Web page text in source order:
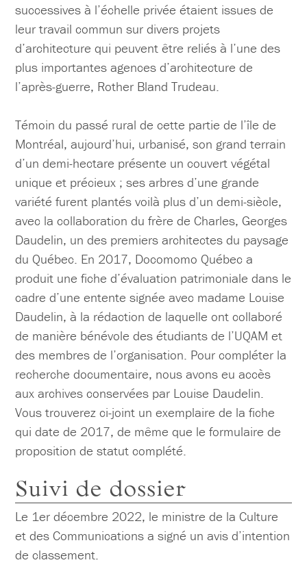
successives à l’échelle privée étaient issues de
leur travail commun sur divers projets
d’architecture qui peuvent être reliés à l’une des
plus importantes agences d’architecture de
l’après-guerre, Rother Bland Trudeau.
Témoin du passé rural de cette partie de l’île de
Montréal, aujourd’hui, urbanisé, son grand terrain
d’un demi-hectare présente un couvert végétal
unique et précieux ; ses arbres d’une grande
variété furent plantés voilà plus d’un demi-siècle,
avec la collaboration du frère de Charles, Georges
Daudelin, un des premiers architectes du paysage
du Québec. En 2017, Docomomo Québec a
produit une fiche d’évaluation patrimoniale dans le
cadre d’une entente signée avec madame Louise
Daudelin, à la rédaction de laquelle ont collaboré
de manière bénévole des étudiants de l’UQAM et
des membres de l’organisation. Pour compléter la
recherche documentaire, nous avons eu accès
aux archives conservées par Louise Daudelin.
Vous trouverez ci-joint un exemplaire de la fiche
qui date de 2017, de même que le formulaire de
proposition de statut complété.
Suivi de dossier
Le 1er décembre 2022, le ministre de la Culture
et des Communications a signé un avis d’intention
de classement.